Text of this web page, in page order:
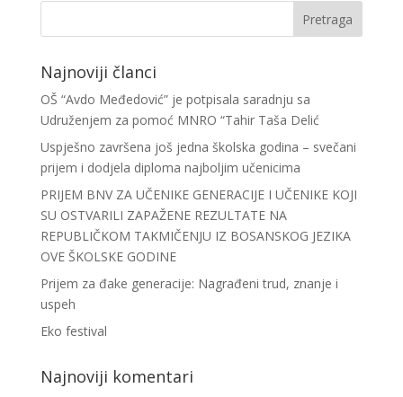
Najnoviji članci
OŠ “Avdo Međedović” je potpisala saradnju sa
Udruženjem za pomoć MNRO “Tahir Taša Delić
Uspješno završena još jedna školska godina – svečani
prijem i dodjela diploma najboljim učenicima
PRIJEM BNV ZA UČENIKE GENERACIJE I UČENIKE KOJI
SU OSTVARILI ZAPAŽENE REZULTATE NA
REPUBLIČKOM TAKMIČENJU IZ BOSANSKOG JEZIKA
OVE ŠKOLSKE GODINE
Prijem za đake generacije: Nagrađeni trud, znanje i
uspeh
Eko festival
Najnoviji komentari